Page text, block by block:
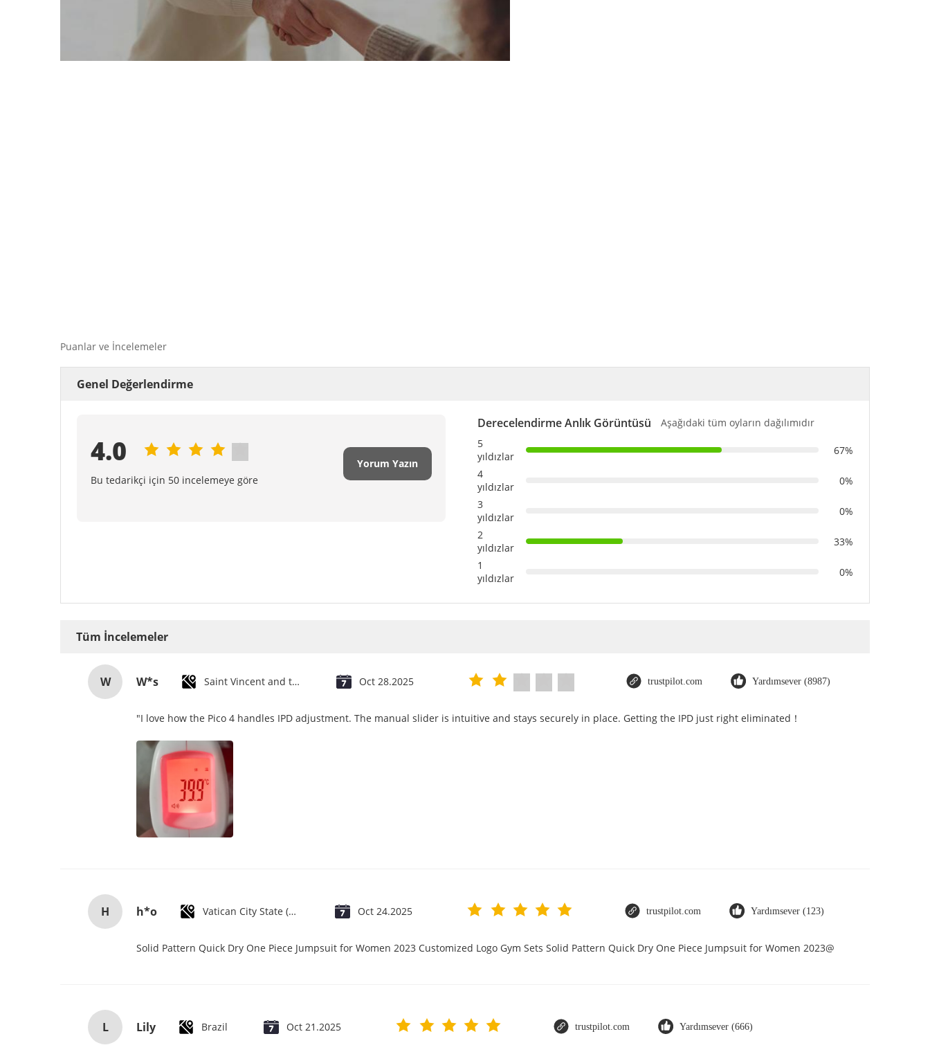
Puanlar ve İncelemeler
Genel Değerlendirme
4.0
Bu tedarikçi için 50 incelemeye göre
Yorum Yazın
Derecelendirme Anlık Görüntüsü
Aşağıdaki tüm oyların dağılımıdır
5
yıldızlar
67%
4
yıldızlar
0%
3
yıldızlar
0%
2
yıldızlar
33%
1
yıldızlar
0%
Tüm İncelemeler
W W*s Saint Vincent and the Grenadines Oct 28.2025 trustpilot.com Yardımsever (8987)
"I love how the Pico 4 handles IPD adjustment. The manual slider is intuitive and stays securely in place. Getting the IPD just right eliminated！
H h*o Vatican City State (Holy See) Oct 24.2025 trustpilot.com Yardımsever (123)
Solid Pattern Quick Dry One Piece Jumpsuit for Women 2023 Customized Logo Gym Sets Solid Pattern Quick Dry One Piece Jumpsuit for Women 2023@
L Lily Brazil Oct 21.2025 trustpilot.com Yardımsever (666)